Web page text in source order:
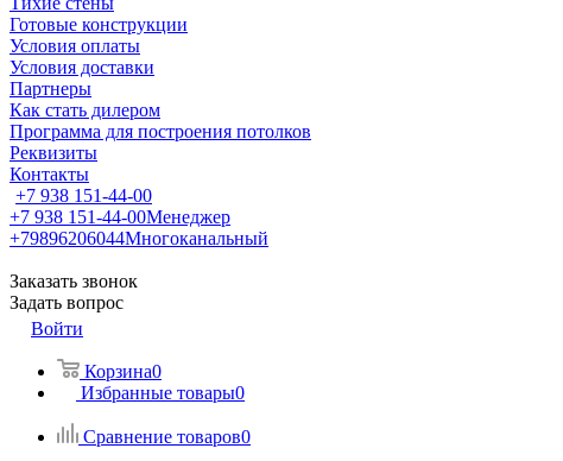
Готовые конструкции
Условия оплаты
Условия доставки
Партнеры
Как стать дилером
Программа для построения потолков
Реквизиты
Контакты
+7 938 151-44-00
+7 938 151-44-00Менеджер
+79896206044Многоканальный
Заказать звонок
Задать вопрос
Войти
Корзина0
Избранные товары0
Сравнение товаров0